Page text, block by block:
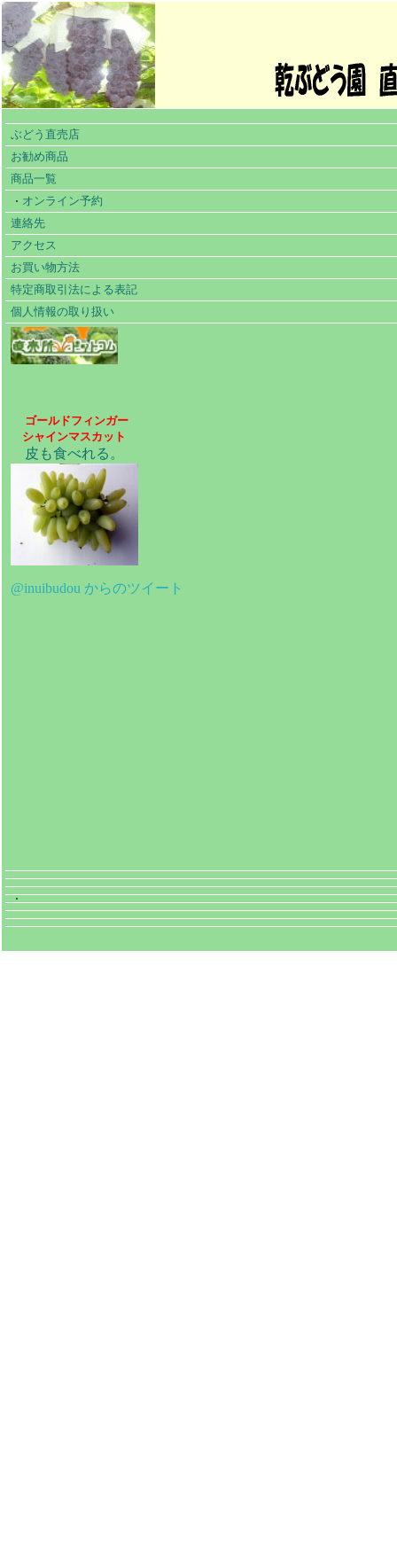
ぶどう直売店
お勧め商品
商品一覧
オンライン予約
連絡先
アクセス
お買い物方法
特定商取引法による表記
個人情報の取り扱い
ゴールドフィンガー
シャインマスカット
皮も食べれる。
@inuibudou からのツイート